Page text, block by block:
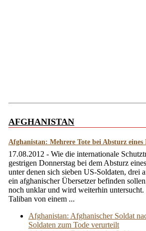
AFGHANISTAN
Afghanistan: Mehrere Tote bei Absturz
17.08.2012 - Wie die internationale
gestrigen Donnerstag bei dem Absturz
unter denen sich sieben US-Soldaten, drei
ein afghanischer Übersetzer befinden
noch unklar und wird weiterhin
Taliban von einem ...
Afghanistan: Afghanischer Soldat
Soldaten zum Tode verurteilt